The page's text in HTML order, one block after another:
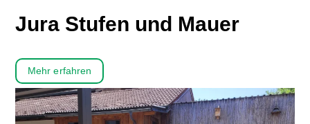
Jura Stufen und Mauer
Mehr erfahren